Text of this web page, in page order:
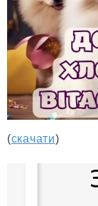
(скачати)